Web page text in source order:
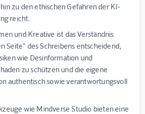
zu den ethischen Gefahren der KI-
reicht.
und Kreative ist das Verständnis
Seite" des Schreibens entscheidend,
wie Desinformation und
zu schützen und die eigene
authentisch sowie verantwortungsvoll
wie Mindverse Studio bieten eine